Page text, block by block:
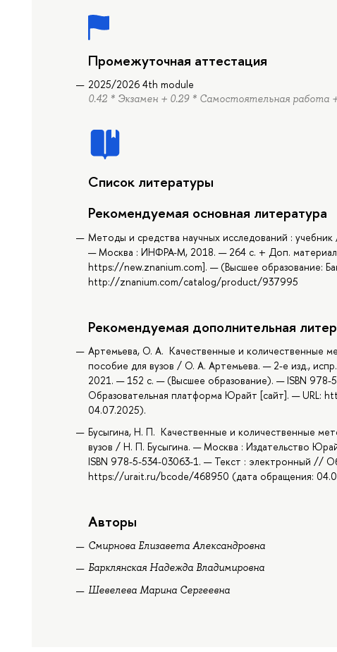
Промежуточная аттестация
2025/2026 4th module
0.42 * Экзамен + 0.29 * Самостоятельная работа
Список литературы
Рекомендуемая основная литература
Методы и средства научных исследований :
— Москва : ИНФРА-М, 2018. — 264 с. + Доп.
https://new.znanium.com]. — (Высшее образование:
http://znanium.com/catalog/product/937995
Рекомендуемая дополнительная
Артемьева, О. А. Качественные и количественные
пособие для вузов / О. А. Артемьева. — 2-е изд.,
2021. — 152 с. — (Высшее образование). — ISBN
Образовательная платформа Юрайт [сайт]. — URL:
04.07.2025).
Бусыгина, Н. П. Качественные и количественные
вузов / Н. П. Бусыгина. — Москва : Издательство
ISBN 978-5-534-03063-1. — Текст : электронный //
https://urait.ru/bcode/468950 (дата обращения:
Авторы
Смирнова Елизавета Александровна
Барклянская Надежда Владимировна
Шевелева Марина Сергеевна